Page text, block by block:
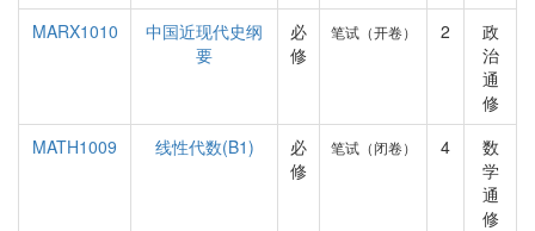
MARX1010
中国近现代史纲
要
必
修
笔试（开卷） 2
政
治
通
修
MATH1009
线性代数(B1)
必
修
笔试（闭卷） 4
数
学
通
修